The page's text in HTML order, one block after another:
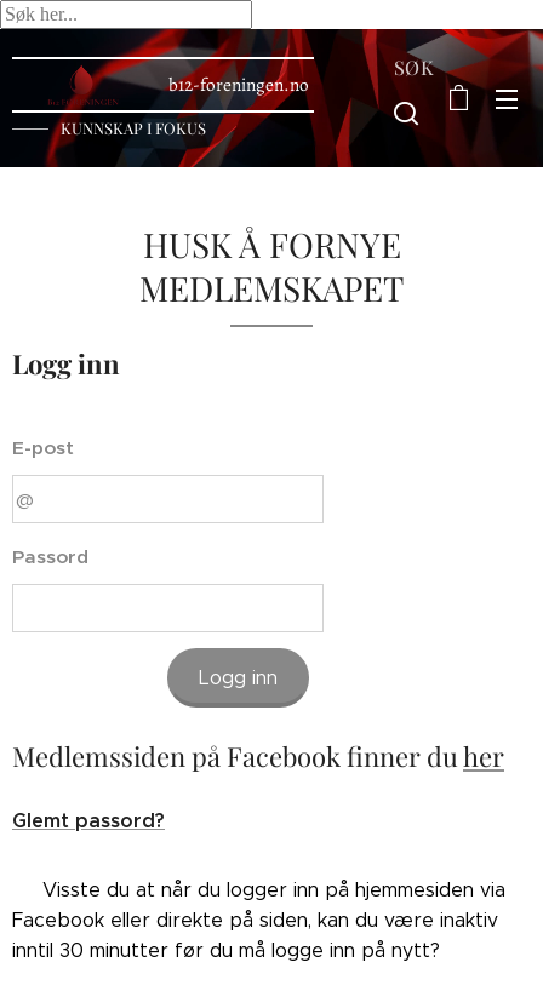
b12-foreningen.no
KUNNSKAP I FOKUS
SØK
HUSK Å FORNYE
MEDLEMSKAPET
Logg inn
E-post
Passord
Logg inn
Medlemssiden på Facebook finner duher
Glemt passord?
👉🏼Visste du at når du logger inn på hjemmesiden via
Facebook eller direkte på siden, kan du være inaktiv
inntil 30 minutter før du må logge inn på nytt?